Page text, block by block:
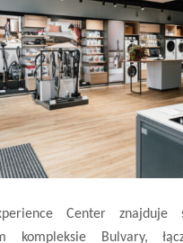
Center znajduje
kompleksie Bulvary,